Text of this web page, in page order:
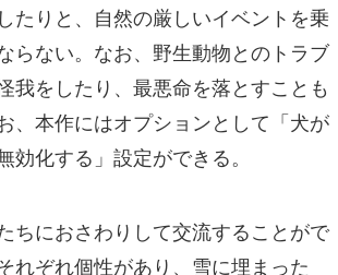
たりと、自然の厳しいイベントを乗
らない。なお、野生動物とのトラブ
我をしたり、最悪命を落とすことも
、本作にはオプションとして「犬が
効化する」設定ができる。
ちにおさわりして交流することがで
れぞれ個性があり、雪に埋まった